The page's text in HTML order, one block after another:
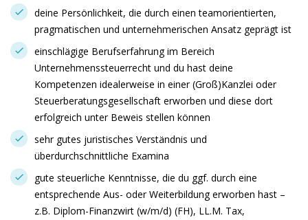
deine Persönlichkeit, die durch einen teamorientierten,
pragmatischen und unternehmerischen Ansatz geprägt ist
einschlägige Berufserfahrung im Bereich
Unternehmenssteuerrecht und du hast deine
Kompetenzen idealerweise in einer (Groß)Kanzlei oder
Steuerberatungsgesellschaft erworben und diese dort
erfolgreich unter Beweis stellen können
sehr gutes juristisches Verständnis und
überdurchschnittliche Examina
gute steuerliche Kenntnisse, die du ggf. durch eine
entsprechende Aus- oder Weiterbildung erworben hast –
z.B. Diplom-Finanzwirt (w/m/d) (FH), LL.M. Tax,